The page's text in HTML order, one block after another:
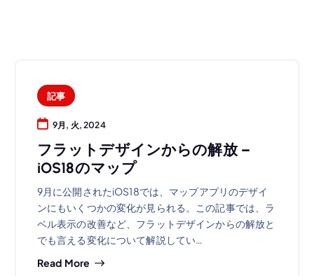
記事
9月, 火, 2024
フラットデザインからの解放 –
iOS18のマップ
9月に公開されたiOS18では、マップアプリのデザイ
ンにもいくつかの変化が見られる。この記事では、ラ
ベル表示の改善など、フラットデザインからの解放と
でも言える変化について解説してい…
Read More